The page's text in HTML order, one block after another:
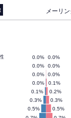
メーリ
0.5%
0.5%
0.3%
0.3%
0.2%
0.1%
0.1%
0.0%
0.0%
0.0%
0.0%
0.0%
0.0%
0.0%